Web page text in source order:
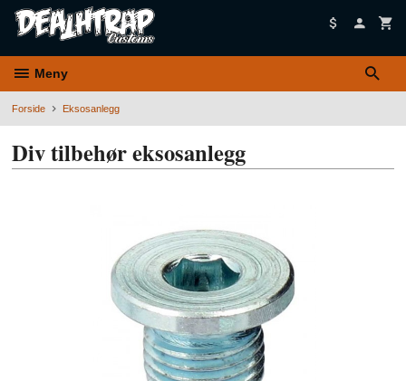
Meny
Forside Eksosanlegg
Div tilbehør eksosanlegg